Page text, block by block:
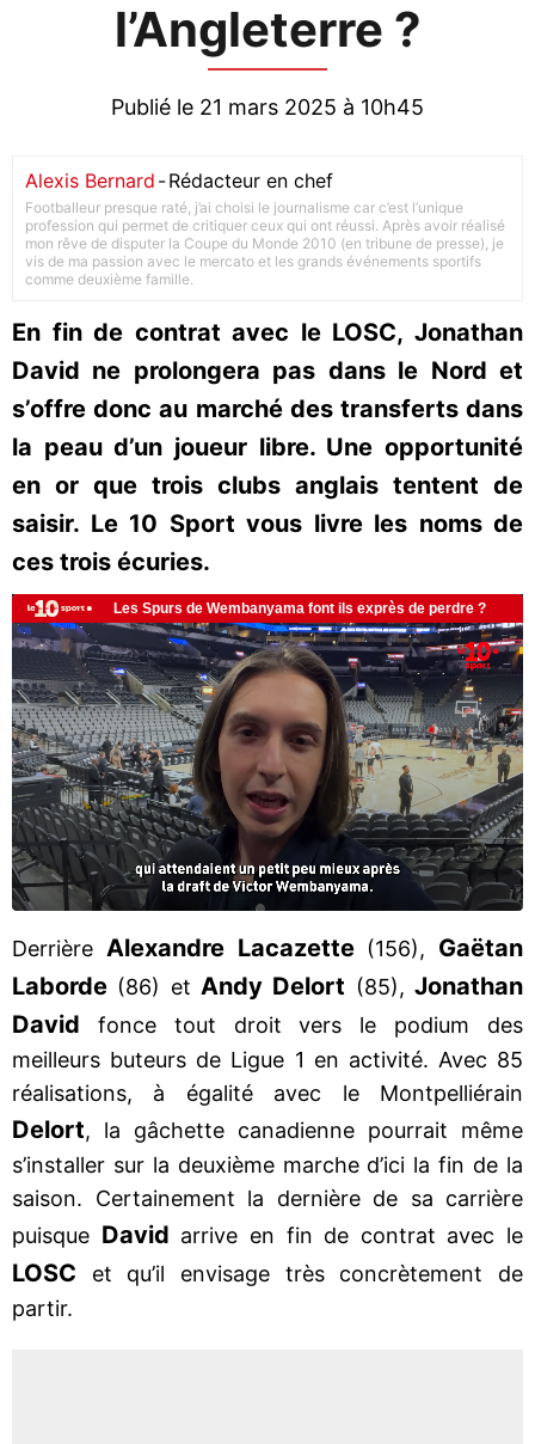
l’Angleterre ?
Publié le 21 mars 2025 à 10h45
Alexis Bernard -Rédacteur en chef
Footballeur presque raté, j’ai choisi le journalisme car c’est l’unique
profession qui permet de critiquer ceux qui ont réussi. Après avoir réalisé
mon rêve de disputer la Coupe du Monde 2010 (en tribune de presse), je
vis de ma passion avec le mercato et les grands événements sportifs
comme deuxième famille.
En fin de contrat avec le LOSC, Jonathan
David ne prolongera pas dans le Nord et
s’offre donc au marché des transferts dans
la peau d’un joueur libre. Une opportunité
en or que trois clubs anglais tentent de
saisir. Le 10 Sport vous livre les noms de
ces trois écuries.
Derrière Alexandre Lacazette(156), Gaëtan
Laborde (86) et Andy Delort (85),Jonathan
David fonce tout droit vers le podium des
meilleurs buteurs de Ligue 1 en activité. Avec 85
réalisations, à égalité avec le Montpelliérain
Delort, la gâchette canadienne pourrait même
s’installer sur la deuxième marche d’ici la fin de la
saison. Certainement la dernière de sa carrière
puisque David arrive en fin de contrat avec le
LOSC et qu’il envisage très concrètement de
partir.